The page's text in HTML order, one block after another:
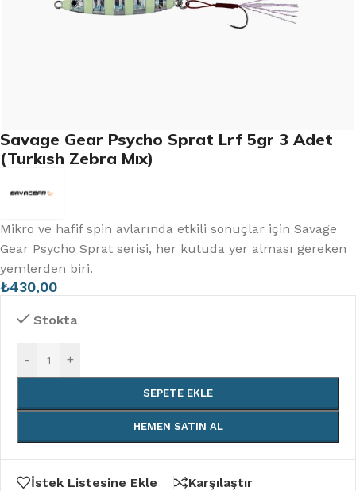
Savage Gear Psycho Sprat Lrf 5gr 3 Adet
(Turkısh Zebra Mıx)
Mikro ve hafif spin avlarında etkili sonuçlar için Savage
Gear Psycho Sprat serisi, her kutuda yer alması gereken
yemlerden biri.
₺430,00
Stokta
- +
SEPETE EKLE
HEMEN SATIN AL
İstek Listesine Ekle Karşılaştır